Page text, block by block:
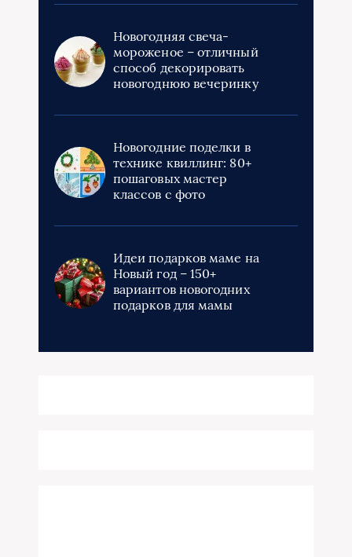
Новогодняя свеча-
мороженое – отличный
способ декорировать
новогоднюю вечеринку
Новогодние поделки в
технике квиллинг: 80+
пошаговых мастер
классов с фото
Идеи подарков маме на
Новый год – 150+
вариантов новогодних
подарков для мамы